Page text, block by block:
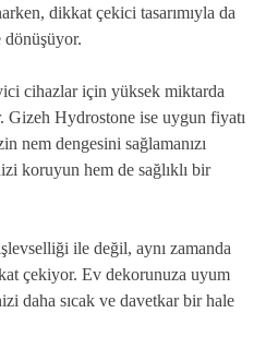
dikkat çekici tasarımıyla da
dönüşüyor.
cihazlar için yüksek miktarda
Gizeh Hydrostone ise uygun fiyatı
nem dengesini sağlamanızı
koruyun hem de sağlıklı bir
ile değil, aynı zamanda
çekiyor. Ev dekorunuza uyum
daha sıcak ve davetkar bir hale